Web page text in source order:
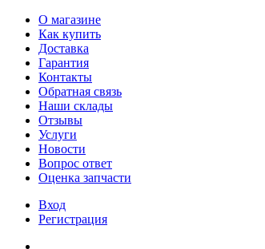
О магазине
Как купить
Доставка
Гарантия
Контакты
Обратная связь
Наши склады
Отзывы
Услуги
Новости
Вопрос ответ
Оценка запчасти
Вход
Регистрация